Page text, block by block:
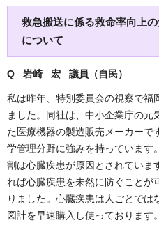
救急搬送に係る救命率向上
について
Q 岩崎 宏 議員（自民）
私は昨年、特別委員会の視察で福
ました。同社は、中小企業庁の
た医療機器の製造販売メーカーで
学管理分野に強みを持っています
割は心臓疾患が原因とされていま
れば心臓疾患を未然に防ぐことが
りました。心臓疾患は人ごとで
図計を早速購入し使っております。